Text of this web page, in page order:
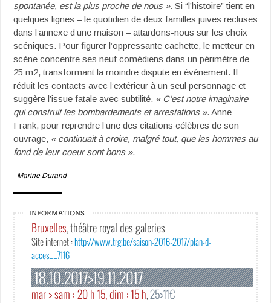
spontanée, est la plus proche de nous ». Si “l’histoire” tient en
quelques lignes – le quotidien de deux familles juives recluses
dans l’annexe d’une maison – attardons-nous sur les choix
scéniques. Pour figurer l’oppressante cachette, le metteur en
scène concentre ses neuf comédiens dans un périmètre de
25 m2, transformant la moindre dispute en événement. Il
réduit les contacts avec l’extérieur à un seul personnage et
suggère l’issue fatale avec subtilité. « C’est notre imaginaire
qui construit les bombardements et arrestations ». Anne
Frank, pour reprendre l’une des citations célèbres de son
ouvrage, « continuait à croire, malgré tout, que les hommes au
fond de leur coeur sont bons ».
Marine Durand
INFORMATIONS
Bruxelles,théâtre royal des galeries
Site internet :http://www.trg.be/saison-2016-2017/plan-d-
acces__7116
18.10.2017>19.11.2017
mar > sam : 20 h 15, dim : 15 h,25>11€